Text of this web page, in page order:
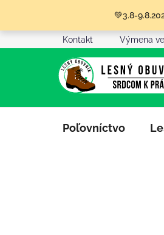
obsah
💚3.8-
Kontakt Výmena
Poľovníctvo